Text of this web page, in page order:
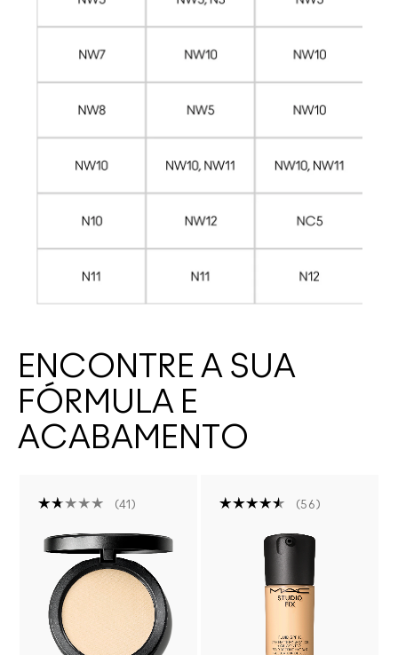
ENCONTRE A SUA
FÓRMULA E
ACABAMENTO
41 56